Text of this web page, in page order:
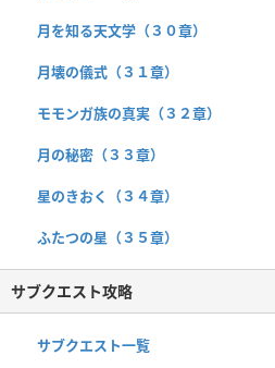
月を知る天文学（３０章）
月壊の儀式（３１章）
モモンガ族の真実（３２章）
月の秘密（３３章）
星のきおく（３４章）
ふたつの星（３５章）
サブクエスト攻略
サブクエスト一覧